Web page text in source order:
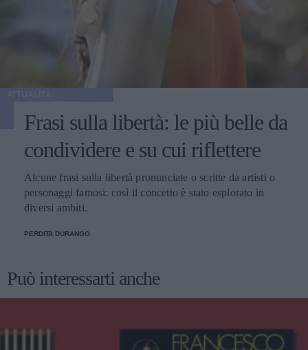
Frasi sulla libertà: le più belle da
condividere e su cui riflettere
Alcune frasi sulla libertà pronunciate o scritte da artisti o
personaggi famosi: così il concetto è stato esplorato in
diversi ambiti.
PERDITA DURANGO
Può interessarti anche